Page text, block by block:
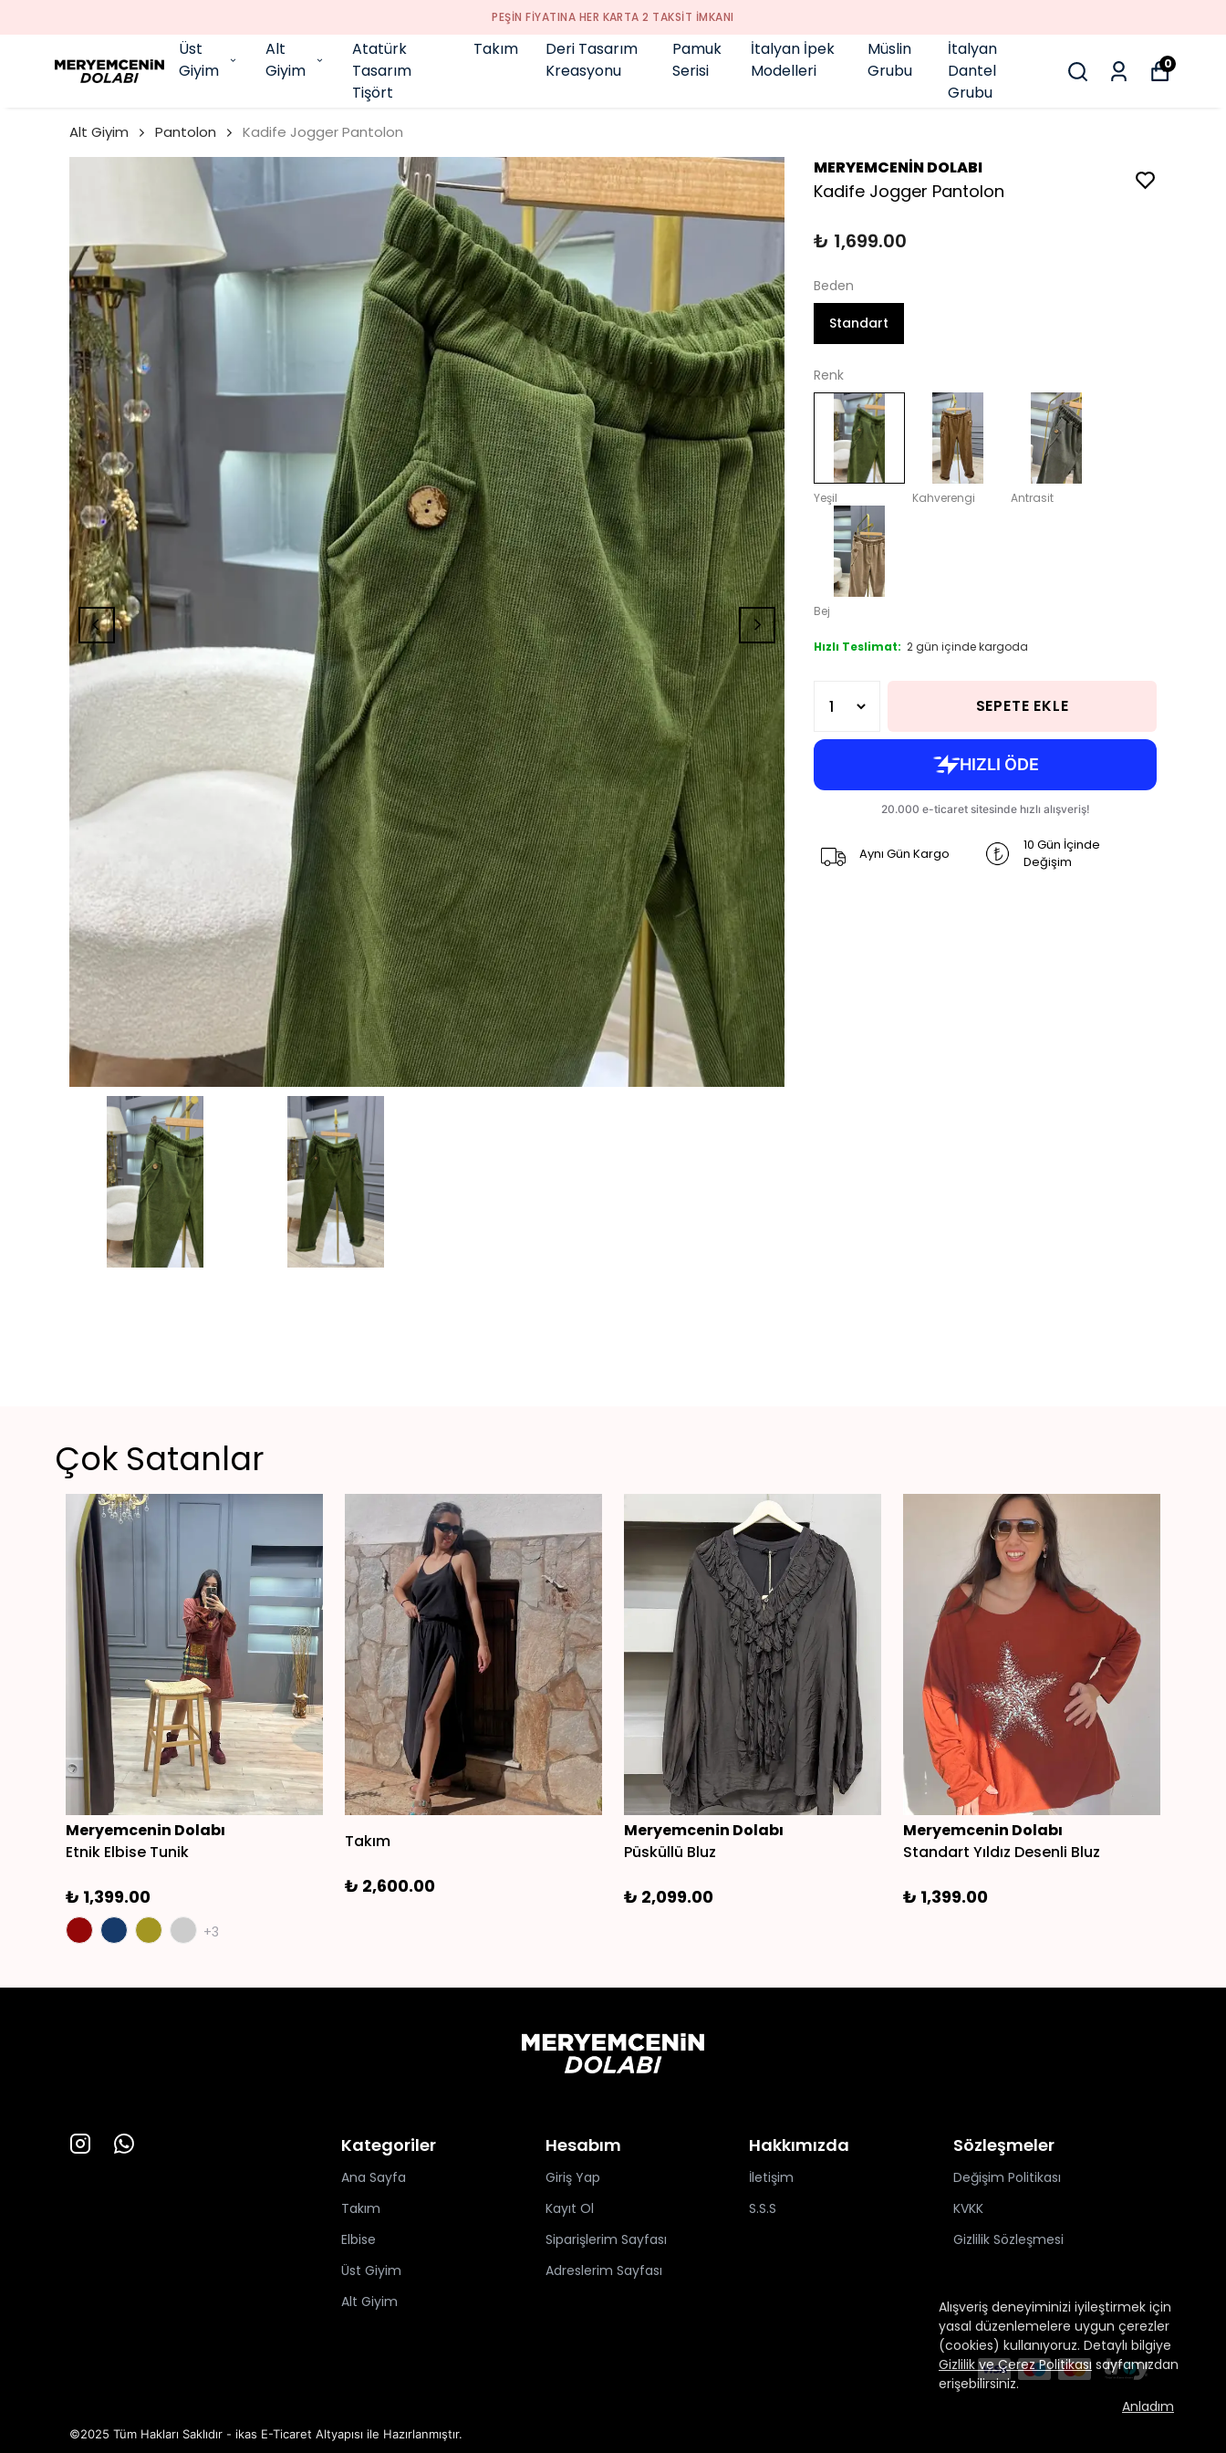
GENÇ BÜYÜK BEDEN 👑
Üst
Giyim
Alt
Giyim
Atatürk
Tasarım
Tişört
Takım
Deri Tasarım
Kreasyonu
Pamuk
Serisi
İtalyan İpek
Modelleri
Müslin
Grubu
İtalyan
Dantel
Grubu
0
Alışveriş deneyiminizi iyileştirmek için
yasal düzenlemelere uygun çerezler
(cookies) kullanıyoruz. Detaylı bilgiye
Gizlilik ve Çerez Politikası sayfamızdan
erişebilirsiniz.
Anladım
Alt Giyim Pantolon Kadife Jogger Pantolon
MERYEMCENİN DOLABI
Kadife Jogger Pantolon
₺ 1,699.00
Beden
Standart
Renk
Yeşil Kahverengi Antrasit
Bej
Hızlı Teslimat: 2 gün içinde kargoda
SEPETE EKLE
Aynı Gün Kargo
10 Gün İçinde
Değişim
Çok Satanlar
Meryemcenin Dolabı
Etnik Elbise Tunik
₺ 1,399.00
+3
Takım
₺ 2,600.00
Meryemcenin Dolabı
Püsküllü Bluz
₺ 2,099.00
Meryemcenin Dolabı
Standart Yıldız Desenli Bluz
₺ 1,399.00
Kategoriler
Ana Sayfa
Takım
Elbise
Üst Giyim
Alt Giyim
Hesabım
Giriş Yap
Kayıt Ol
Siparişlerim Sayfası
Adreslerim Sayfası
Hakkımızda
İletişim
S.S.S
Sözleşmeler
Değişim Politikası
KVKK
Gizlilik Sözleşmesi
©2025 Tüm Hakları Saklıdır - ikas E-Ticaret Altyapısı ile Hazırlanmıştır.